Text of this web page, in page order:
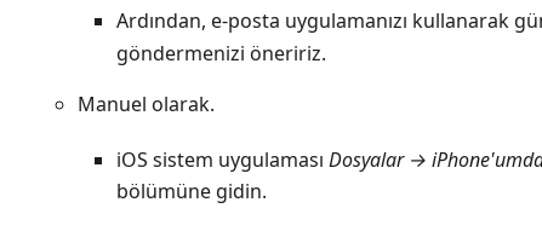
Ardından, e-posta uygulamanızı kullanarak
göndermenizi öneririz.
Manuel olarak.
iOS sistem uygulaması Dosyalar →
bölümüne gidin.